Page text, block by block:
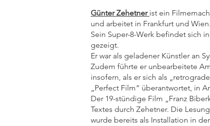
Günter Zehetner ist ein
und arbeitet in Frankfurt und Wien.
Sein Super-8-Werk befindet sich
gezeigt.
Er war als geladener Künstler an
Zudem führte er unbearbeitete
insofern, als er sich als
„Perfect Film“ überantwortet, in
Der 19-stündige Film „Franz
Textes durch Zehetner. Die
wurde bereits als Installation in